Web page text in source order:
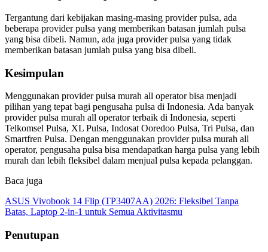
Tergantung dari kebijakan masing-masing provider pulsa, ada
beberapa provider pulsa yang memberikan batasan jumlah pulsa
yang bisa dibeli. Namun, ada juga provider pulsa yang tidak
memberikan batasan jumlah pulsa yang bisa dibeli.
Kesimpulan
Menggunakan provider pulsa murah all operator bisa menjadi
pilihan yang tepat bagi pengusaha pulsa di Indonesia. Ada banyak
provider pulsa murah all operator terbaik di Indonesia, seperti
Telkomsel Pulsa, XL Pulsa, Indosat Ooredoo Pulsa, Tri Pulsa, dan
Smartfren Pulsa. Dengan menggunakan provider pulsa murah all
operator, pengusaha pulsa bisa mendapatkan harga pulsa yang lebih
murah dan lebih fleksibel dalam menjual pulsa kepada pelanggan.
Baca juga
ASUS Vivobook 14 Flip (TP3407AA) 2026: Fleksibel Tanpa
Batas, Laptop 2-in-1 untuk Semua Aktivitasmu
Penutupan